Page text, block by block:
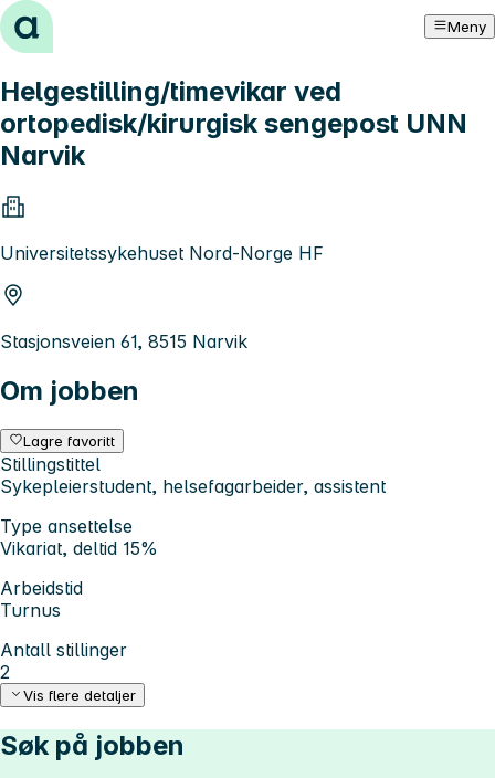
Hopp til innhold Meny
Helgestilling/timevikar ved
ortopedisk/kirurgisk sengepost UNN
Narvik
Universitetssykehuset Nord-Norge HF
Stasjonsveien 61, 8515 Narvik
Om jobben
Lagre favoritt
Stillingstittel
Sykepleierstudent, helsefagarbeider, assistent
Type ansettelse
Vikariat, deltid 15%
Arbeidstid
Turnus
Antall stillinger
2
Vis flere detaljer
Søk på jobben